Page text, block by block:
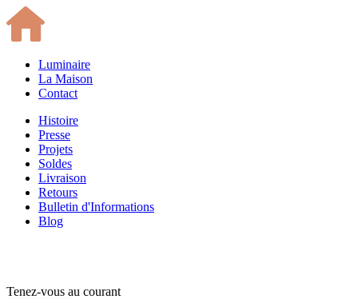
Luminaire
La Maison
Contact
Histoire
Presse
Projets
Soldes
Livraison
Retours
Bulletin d'Informations
Blog
Tenez-vous au courant